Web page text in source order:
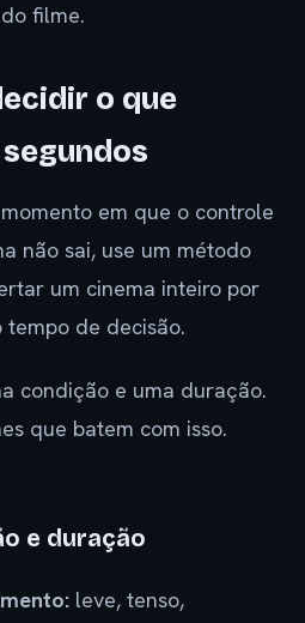
filme.
o que
em que o controle
não sai, use um método
um cinema inteiro por
de decisão.
condição e uma duração.
que batem com isso.
e duração
leve, tenso,